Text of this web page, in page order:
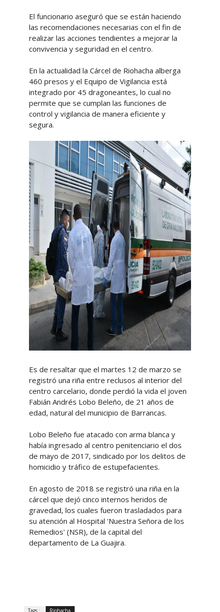
El funcionario aseguró que se están haciendo
las recomendaciones necesarias con el fin de
realizar las acciones tendientes a mejorar la
convivencia y seguridad en el centro.
En la actualidad la Cárcel de Riohacha alberga
460 presos y el Equipo de Vigilancia está
integrado por 45 dragoneantes, lo cual no
permite que se cumplan las funciones de
control y vigilancia de manera eficiente y
segura.
Es de resaltar que el martes 12 de marzo se
registró una riña entre reclusos al interior del
centro carcelario, donde perdió la vida el joven
Fabián Andrés Lobo Beleño, de 21 años de
edad, natural del municipio de Barrancas.
Lobo Beleño fue atacado con arma blanca y
había ingresado al centro penitenciario el dos
de mayo de 2017, sindicado por los delitos de
homicidio y tráfico de estupefacientes.
En agosto de 2018 se registró una riña en la
cárcel que dejó cinco internos heridos de
gravedad, los cuales fueron trasladados para
su atención al Hospital 'Nuestra Señora de los
Remedios' (NSR), de la capital del
departamento de La Guajira.
Tags : Riohacha